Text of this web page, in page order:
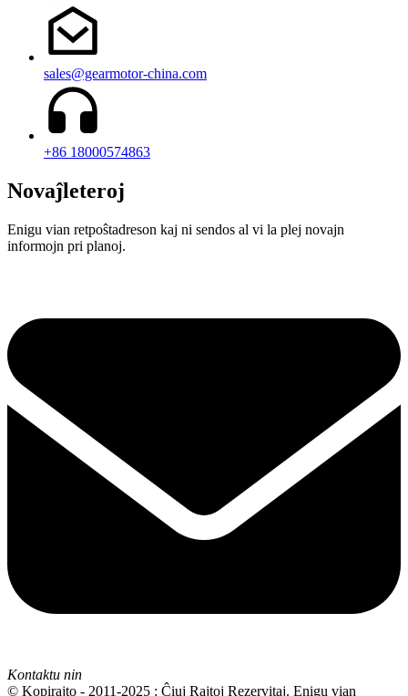
sales@gearmotor-china.com
+86 18000574863
Novaĵleteroj
Enigu vian retpoŝtadreson kaj ni sendos al vi la plej novajn
informojn pri planoj.
Kontaktu nin
© Kopirajto - 2011-2025 : Ĉiuj Rajtoj Rezervitaj. Enigu vian